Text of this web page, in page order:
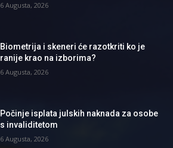
6 Augusta, 2026
Biometrija i skeneri će razotkriti ko je
ranije krao na izborima?
6 Augusta, 2026
Počinje isplata julskih naknada za osobe
s invaliditetom
6 Augusta, 2026